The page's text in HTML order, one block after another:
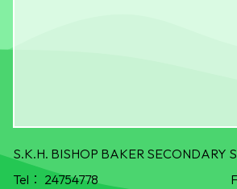
S.K.H. BISHOP BAKER SECONDARY
Tel： 24754778